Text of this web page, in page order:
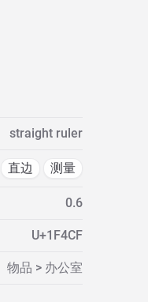
straight ruler
直边 测量
0.6
U+1F4CF
物品 > 办公室